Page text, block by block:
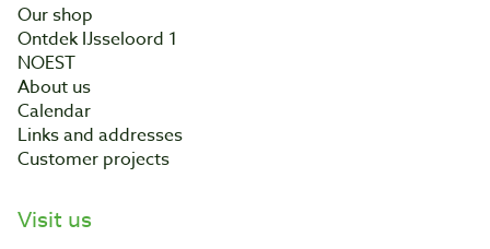
Our shop
Ontdek IJsseloord 1
NOEST
About us
Calendar
Links and addresses
Customer projects
Visit us